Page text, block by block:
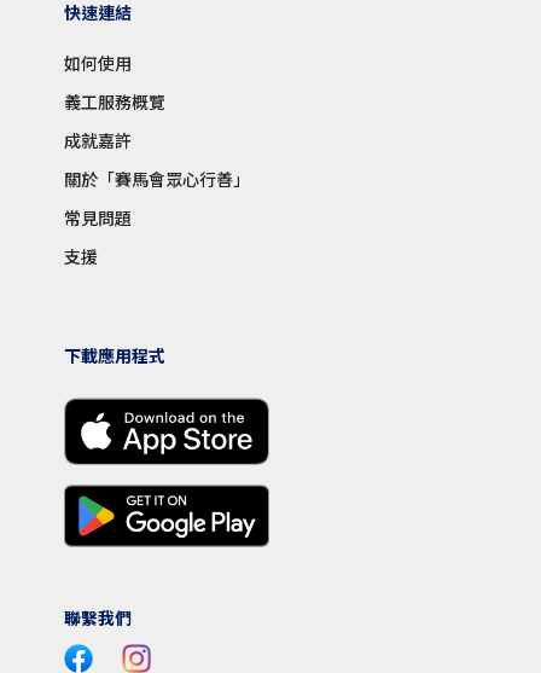
快速連結
如何使用
義工服務概覽
成就嘉許
關於「賽馬會眾心行善」
常見問題
支援
下載應用程式
聯繫我們